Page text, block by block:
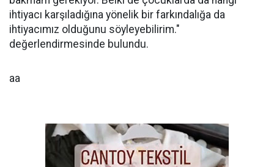
ihtiyacı karşıladığına yönelik bir farkındalığa da
ihtiyacımız olduğunu söyleyebilirim."
değerlendirmesinde bulundu.
aa